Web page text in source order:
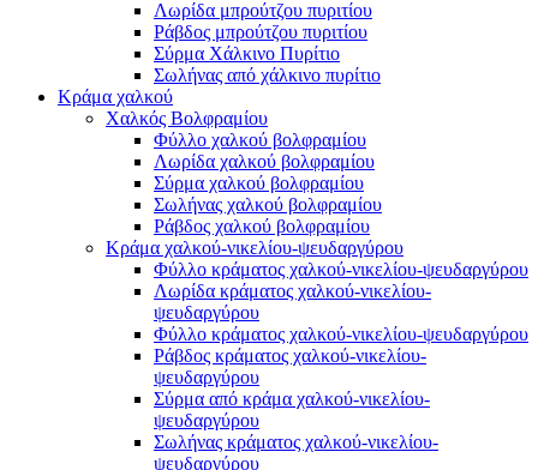
Λωρίδα μπρούτζου πυριτίου
Ράβδος μπρούτζου πυριτίου
Σύρμα Χάλκινο Πυρίτιο
Σωλήνας από χάλκινο πυρίτιο
Κράμα χαλκού
Χαλκός Βολφραμίου
Φύλλο χαλκού βολφραμίου
Λωρίδα χαλκού βολφραμίου
Σύρμα χαλκού βολφραμίου
Σωλήνας χαλκού βολφραμίου
Ράβδος χαλκού βολφραμίου
Κράμα χαλκού-νικελίου-ψευδαργύρου
Φύλλο κράματος χαλκού-νικελίου-ψευδαργύρου
Λωρίδα κράματος χαλκού-νικελίου-
ψευδαργύρου
Φύλλο κράματος χαλκού-νικελίου-ψευδαργύρου
Ράβδος κράματος χαλκού-νικελίου-
ψευδαργύρου
Σύρμα από κράμα χαλκού-νικελίου-
ψευδαργύρου
Σωλήνας κράματος χαλκού-νικελίου-
ψευδαργύρου